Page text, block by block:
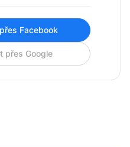
Facebook
přes Google